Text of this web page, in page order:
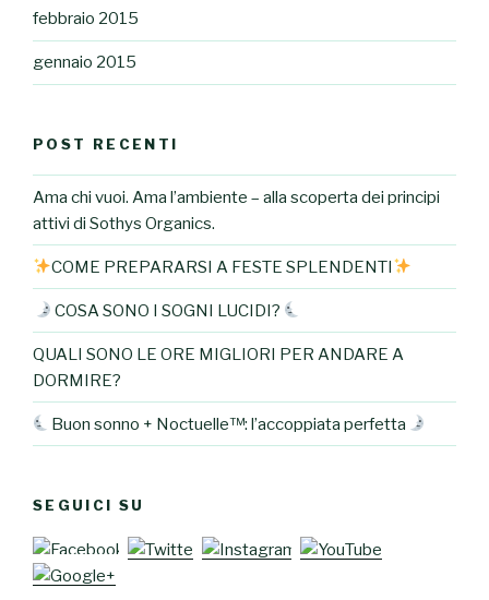
febbraio 2015
gennaio 2015
POST RECENTI
Ama chi vuoi. Ama l’ambiente – alla scoperta dei principi
attivi di Sothys Organics.
COME PREPARARSI A FESTE SPLENDENTI
COSA SONO I SOGNI LUCIDI?
QUALI SONO LE ORE MIGLIORI PER ANDARE A
DORMIRE?
Buon sonno + Noctuelle™: l’accoppiata perfetta
SEGUICI SU